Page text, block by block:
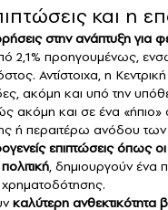
και η
στην ανάπτυξη για
2,1% προηγουμένως,
Αντίστοιχα, η
ακόμη και υπό την
ακόμη και σε ένα «ήπιο»
ή περαιτέρω ανόδου των
επιπτώσεις όπως
, δημιουργούν ένα
καλύτερη